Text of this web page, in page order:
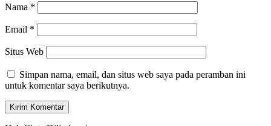
Nama *
Email *
Situs Web
Simpan nama, email, dan situs web saya pada peramban ini
untuk komentar saya berikutnya.